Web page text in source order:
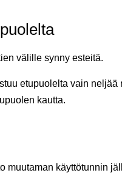
välille synny esteitä.
etupuolelta vain
kautta.
käyttötunnin